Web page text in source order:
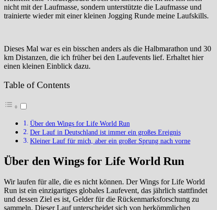
nicht mit der Laufmasse, sondern unterstützte die Laufmasse und
trainierte wieder mit einer kleinen Jogging Runde meine Laufskills.
Dieses Mal war es ein bisschen anders als die Halbmarathon und 30
km Distanzen, die ich früher bei den Laufevents lief. Erhaltet hier
einen kleinen Einblick dazu.
Table of Contents
Über den Wings for Life World Run
Der Lauf in Deutschland ist immer ein großes Ereignis
Kleiner Lauf für mich, aber ein großer Sprung nach vorne
Über den Wings for Life World Run
Wir laufen für alle, die es nicht können. Der Wings for Life World
Run ist ein einzigartiges globales Laufevent, das jährlich stattfindet
und dessen Ziel es ist, Gelder für die Rückenmarksforschung zu
sammeln. Dieser Lauf unterscheidet sich von herkömmlichen